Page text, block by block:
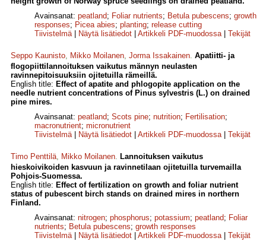
Avainsanat: peatland; Foliar nutrients; Betula pubescens; growth
responses; Picea abies; planting; release cutting
Tiivistelmä| Näytä lisätiedot Artikkeli PDF-muodossa| Tekijät
Seppo Kaunisto, Mikko Moilanen, Jorma Issakainen. Apatiitti- ja
flogopiittilannoituksen vaikutus männyn neulasten
ravinnepitoisuuksiin ojitetuilla rämeillä.
English title: Effect of apatite and phlogopite application on the
needle nutrient concentrations of Pinus sylvestris (L.) on drained
pine mires.
Avainsanat: peatland; Scots pine; nutrition; Fertilisation;
macronutrient; micronutrient
Tiivistelmä| Näytä lisätiedot Artikkeli PDF-muodossa| Tekijät
Timo Penttilä, Mikko Moilanen. Lannoituksen vaikutus
hieskoivikoiden kasvuun ja ravinnetilaan ojitetuilla turvemailla
Pohjois-Suomessa.
English title: Effect of fertilization on growth and foliar nutrient
status of pubescent birch stands on drained mires in northern
Finland.
Avainsanat: nitrogen; phosphorus; potassium; peatland; Foliar
nutrients; Betula pubescens; growth responses
Tiivistelmä| Näytä lisätiedot Artikkeli PDF-muodossa| Tekijät